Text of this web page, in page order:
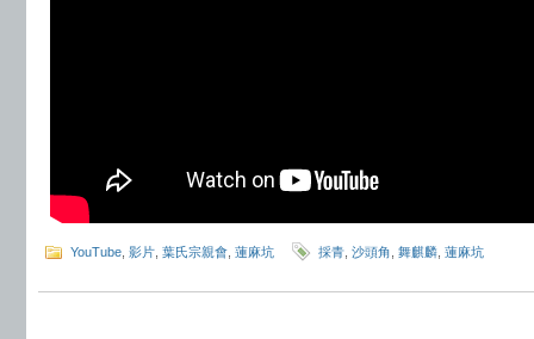
YouTube 影片 葉氏宗親會 蓮麻坑 採青 沙頭角 舞麒麟 蓮麻坑